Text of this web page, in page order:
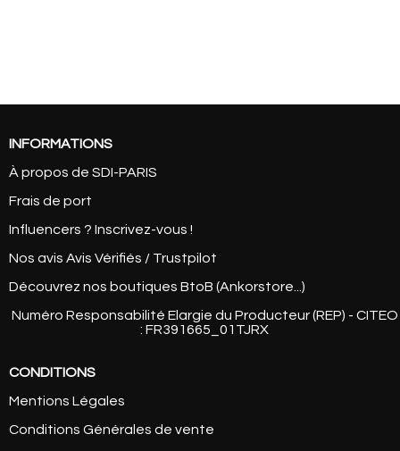
INFORMATIONS
À propos de SDI-PARIS
Frais de port
Influencers ? Inscrivez-vous !
Nos avis Avis Vérifiés / Trustpilot
Découvrez nos boutiques BtoB (Ankorstore...)
Numéro Responsabilité Elargie du Producteur (REP) - CITEO
: FR391665_01TJRX
CONDITIONS
Mentions Légales
Conditions Générales de vente